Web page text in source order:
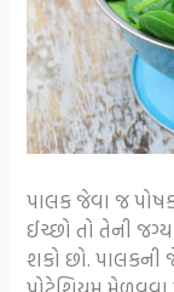
પાલક જેવા જ
ઈચ્છો તો તેની
શકો છો.